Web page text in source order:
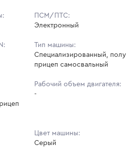
в аукционахПСМ/ПТС:
Электронный
Тип машины:
Специализированный, полу
прицеп самосвальный
Рабочий объем двигателя:
-
Цвет машины:
Серый